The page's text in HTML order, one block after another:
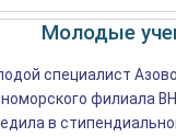
Молодые
специалист
филиала
в